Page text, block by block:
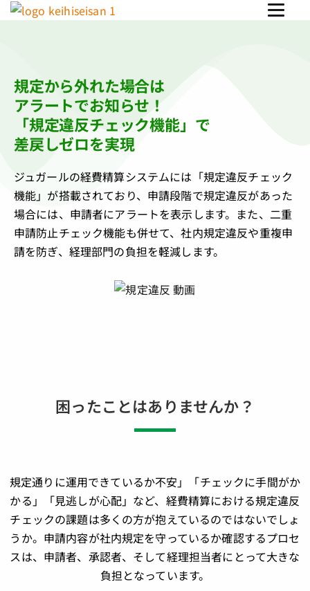
規定から外れた場合は
アラートでお知らせ！
「規定違反チェック機能」で
差戻しゼロを実現
ジュガールの経費精算システムには「規定違反チェック
機能」が搭載されており、申請段階で規定違反があった
場合には、申請者にアラートを表示します。また、二重
申請防止チェック機能も併せて、社内規定違反や重複申
請を防ぎ、経理部門の負担を軽減します。
困ったことはありませんか？
規定通りに運用できているか不安」「チェックに手間がか
かる」「見逃しが心配」など、経費精算における規定違反
チェックの課題は多くの方が抱えているのではないでしょ
うか。申請内容が社内規定を守っているか確認するプロセ
スは、申請者、承認者、そして経理担当者にとって大きな
負担となっています。